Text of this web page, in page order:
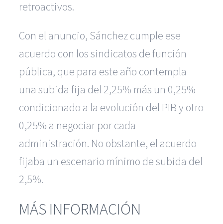
retroactivos.
Con el anuncio, Sánchez cumple ese
acuerdo con los sindicatos de función
pública, que para este año contempla
una subida fija del 2,25% más un 0,25%
condicionado a la evolución del PIB y otro
0,25% a negociar por cada
administración. No obstante, el acuerdo
fijaba un escenario mínimo de subida del
2,5%.
MÁS INFORMACIÓN